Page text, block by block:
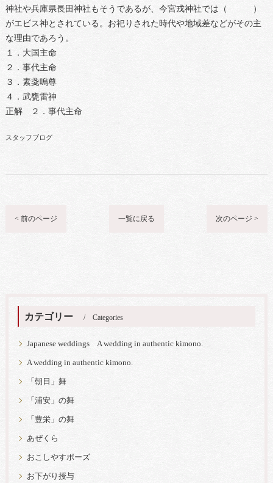
神社や兵庫県長田神社もそうであるが、今宮戎神社では（ ）
がエビス神とされている。お祀りされた時代や地域差などがその主
な理由であろう。
１．大国主命
２．事代主命
３．素戔嗚尊
４．武甕雷神
正解 ２．事代主命
スタッフブログ
< 前のページ 一覧に戻る 次のページ >
カテゴリー Categories
Japanese weddings A wedding in authentic kimono.
A wedding in authentic kimono.
「朝日」舞
「浦安」の舞
「豊栄」の舞
あぜくら
おこしやすポーズ
お下がり授与